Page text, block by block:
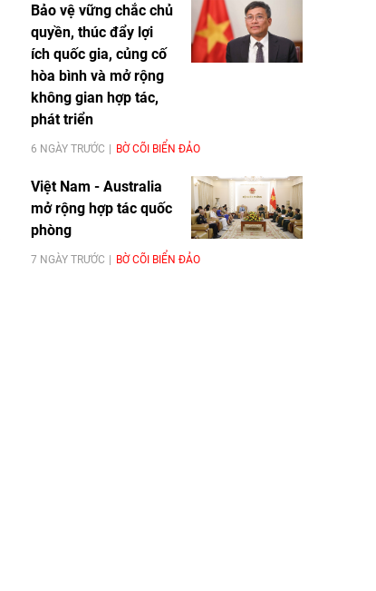
Bảo vệ vững chắc chủ
quyền, thúc đẩy lợi
ích quốc gia, củng cố
hòa bình và mở rộng
không gian hợp tác,
phát triển
6 NGÀY TRƯỚC BỜ CÕI BIỂN ĐẢO
Việt Nam - Australia
mở rộng hợp tác quốc
phòng
7 NGÀY TRƯỚC BỜ CÕI BIỂN ĐẢO